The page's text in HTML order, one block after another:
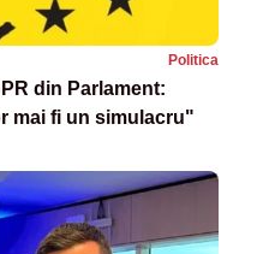
Politica
din Parlament:
mai fi un simulacru"